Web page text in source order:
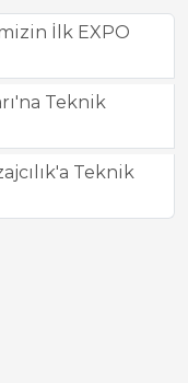
İlk EXPO
Teknik
Teknik